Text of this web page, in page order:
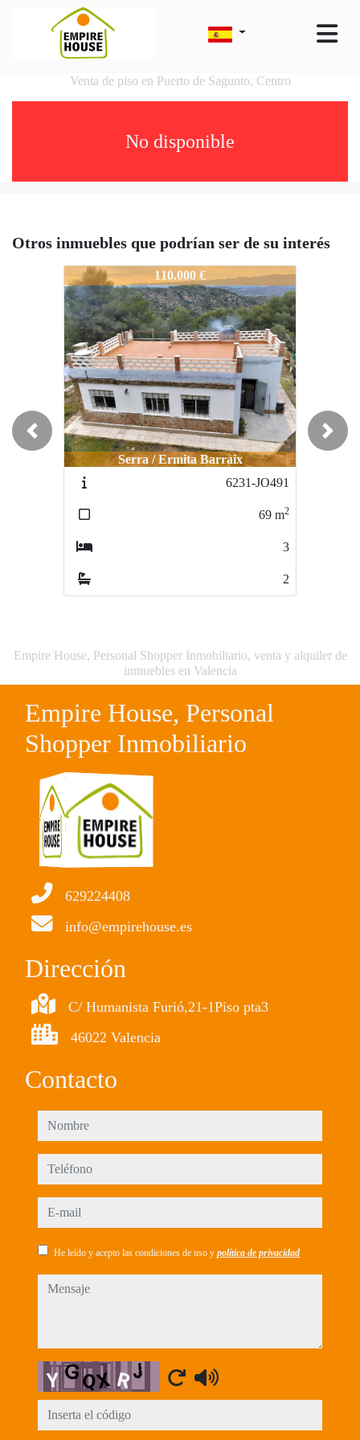
Venta de piso en Puerto de Sagunto, Centro
No disponible
Otros inmuebles que podrían ser de su interés
6156-NA2330110.000 €
Serra / Ermita Barraix
6231-JO491
69 m2
3
2
Previous Next
Empire House, Personal Shopper Inmobiliario, venta y alquiler de
inmuebles en Valencia
Empire House, Personal
Shopper Inmobiliario
629224408
info@empirehouse.es
Dirección
C/ Humanista Furió,21-1Piso pta3
46022 Valencia
Contacto
nombre
teléfono
e-mail
He leído y acepto las condiciones de uso y política de privacidad
mensaje
Captcha